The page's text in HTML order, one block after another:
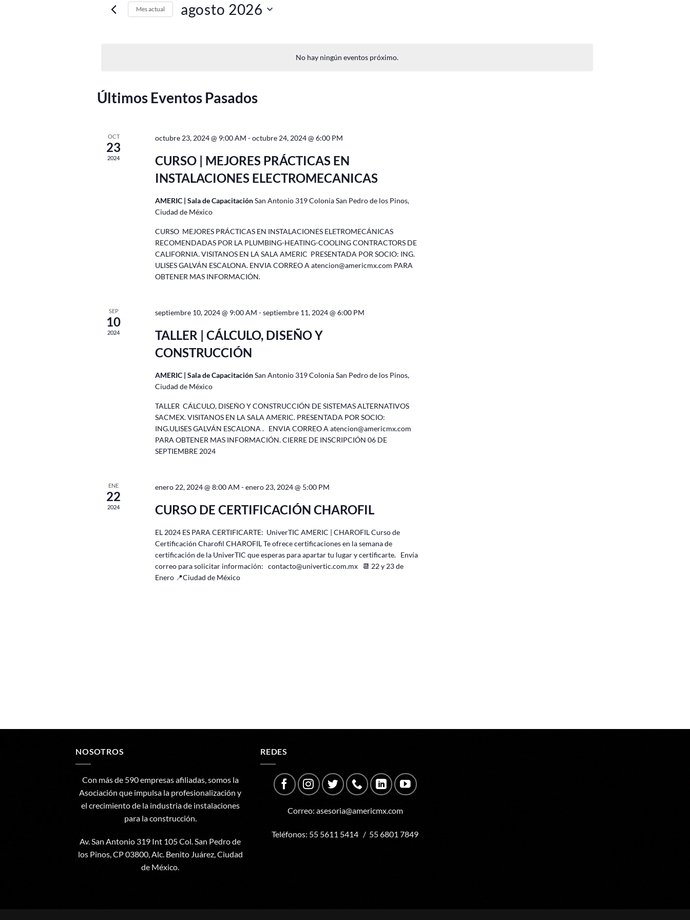
No hay ningún eventos próximo.
vistas
Eventos
Mes actual agosto 2026
Calendario
Últimos Eventos Pasados
OCT
23
2024
octubre 23, 2024 @ 9:00 AM -octubre 24, 2024 @ 6:00 PM
CURSO | MEJORES PRÁCTICAS EN
INSTALACIONES ELECTROMECANICAS
AMERIC | Sala de CapacitaciónSan Antonio 319 Colonia San Pedro de los Pinos,
Ciudad de México
CURSO MEJORES PRÁCTICAS EN INSTALACIONES ELETROMECÁNICAS
RECOMENDADAS POR LA PLUMBING-HEATING-COOLING CONTRACTORS DE
CALIFORNIA. VISITANOS EN LA SALA AMERIC PRESENTADA POR SOCIO: ING.
ULISES GALVÁN ESCALONA. ENVIA CORREO A atencion@americmx.com PARA
OBTENER MAS INFORMACIÓN.
SEP
10
2024
septiembre 10, 2024 @ 9:00 AM -septiembre 11, 2024 @ 6:00 PM
TALLER | CÁLCULO, DISEÑO Y
CONSTRUCCIÓN
AMERIC | Sala de CapacitaciónSan Antonio 319 Colonia San Pedro de los Pinos,
Ciudad de México
TALLER CÁLCULO, DISEÑO Y CONSTRUCCIÓN DE SISTEMAS ALTERNATIVOS
SACMEX. VISITANOS EN LA SALA AMERIC. PRESENTADA POR SOCIO:
ING.ULISES GALVÁN ESCALONA . ENVIA CORREO A atencion@americmx.com
PARA OBTENER MAS INFORMACIÓN. CIERRE DE INSCRIPCIÓN 06 DE
SEPTIEMBRE 2024
ENE
22
2024
enero 22, 2024 @ 8:00 AM -enero 23, 2024 @ 5:00 PM
CURSO DE CERTIFICACIÓN CHAROFIL
EL 2024 ES PARA CERTIFICARTE: UniverTIC AMERIC | CHAROFIL Curso de
Certificación Charofil CHAROFIL Te ofrece certificaciones en la semana de
certificación de la UniverTIC que esperas para apartar tu lugar y certificarte. Envía
correo para solicitar información: contacto@univertic.com.mx 📆 22 y 23 de
Enero 📍Ciudad de México
NOSOTROS
Con más de 590 empresas afiliadas, somos la
Asociación que impulsa la profesionalización y
el crecimiento de la industria de instalaciones
para la construcción.
Av. San Antonio 319 Int 105 Col. San Pedro de
los Pinos, CP 03800, Alc. Benito Juárez, Ciudad
de México.
REDES
Correo: asesoria@americmx.com
Teléfonos: 55 5611 5414 / 55 6801 7849